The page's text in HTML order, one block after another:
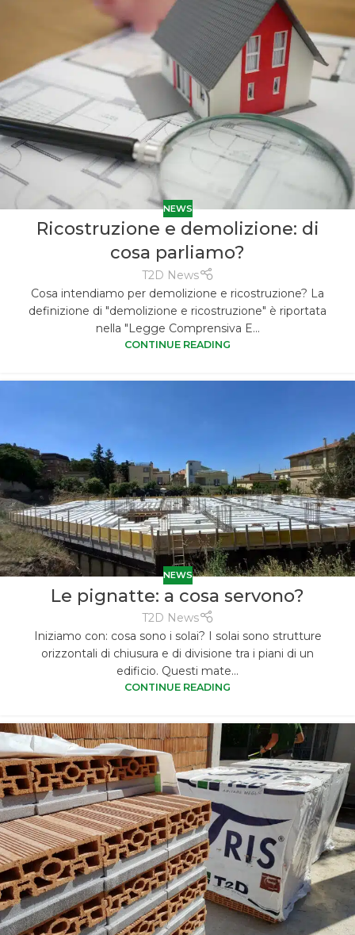
NEWS
Ricostruzione e demolizione: di
cosa parliamo?
T2D News
Cosa intendiamo per demolizione e ricostruzione? La
definizione di "demolizione e ricostruzione" è riportata
nella "Legge Comprensiva E...
CONTINUE READING
NEWS
Le pignatte: a cosa servono?
T2D News
Iniziamo con: cosa sono i solai? I solai sono strutture
orizzontali di chiusura e di divisione tra i piani di un
edificio. Questi mate...
CONTINUE READING